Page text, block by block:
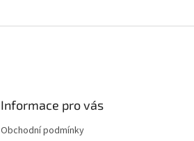
Informace pro vás
Obchodní podmínky